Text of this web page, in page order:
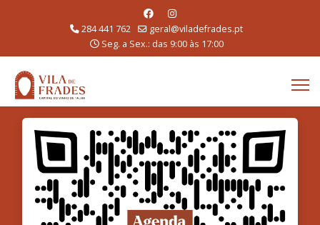
284 441 762
geral@viladefrades.pt
Seg. a Sex.: das 9:00 às 17:00